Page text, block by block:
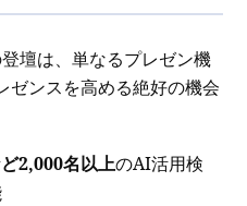
壇は、単なるプレゼン機
ゼンスを高める絶好の機会
2,000名以上のAI活用検